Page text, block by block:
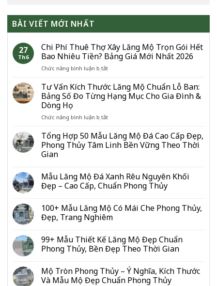
BÀI VIẾT MỚI NHẤT
27
Th6
Chi Phí Thuê Thợ Xây Lăng Mộ Trọn Gói Hết
Bao Nhiêu Tiền? Bảng Giá Mới Nhất 2026
Chức năng bình luận bị tắtở
Phí
Thuê
Thợ
Lăng
Trọn
Gói
Hết
Tiền?
Bảng
Giá
Nhất
2026
Tư Vấn Kích Thước Lăng Mộ Chuẩn Lỗ Ban:
Bảng Số Đo Từng Hạng Mục Cho Gia Đình &
Dòng Họ
Chức năng bình luận bị tắtở
Vấn
Kích
Thước
Chuẩn
Lỗ
Ban:
Số
Đo
Mục
Cho
&
Dòng
Tổng Hợp 50 Mẫu Lăng Mộ Đá Cao Cấp Đẹp,
Phong Thủy Tâm Linh Bền Vững Theo Thời
Gian
Mẫu Lăng Mộ Đá Xanh Rêu Nguyên Khối
Đẹp – Cao Cấp, Chuẩn Phong Thủy
100+ Mẫu Lăng Mộ Có Mái Che Phong Thủy,
Đẹp, Trang Nghiêm
99+ Mẫu Thiết Kế Lăng Mộ Đẹp Chuẩn
Phong Thủy, Bền Đẹp Theo Thời Gian
Mộ Tròn Phong Thủy – Ý Nghĩa, Kích Thước
Và Mẫu Mộ Đẹp Chuẩn Phong Thủy